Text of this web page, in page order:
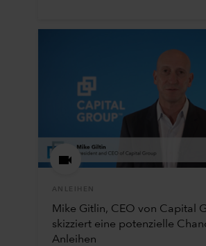
ANLEIHEN
Mike Gitlin, CEO von Capital
skizziert eine potenzielle
Anleihen